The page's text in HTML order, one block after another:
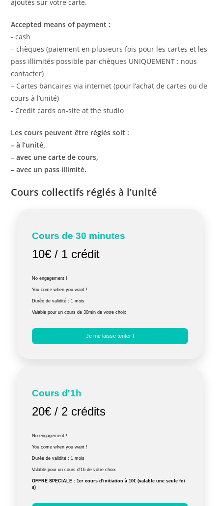
ajoutés sur votre carte.
Accepted means of payment :
- cash
– chèques (paiement en plusieurs fois pour les cartes et les
pass illimités possible par chèques UNIQUEMENT : nous
contacter)
– Cartes bancaires via internet (pour l’achat de cartes ou de
cours à l’unité)
- Credit cards on-site at the studio
Les cours peuvent être réglés soit :
– à l’unité,
– avec une carte de cours,
– avec un pass illimité.
Cours collectifs réglés à l’unité
Cours de 30 minutes
10€ / 1 crédit
No engagement !
You come when you want !
Durée de validité : 1 mois
Valable pour un cours de 30min de votre choix
Je me laisse tenter !
Cours d'1h
20€ / 2 crédits
No engagement !
You come when you want !
Durée de validité : 1 mois
Valable pour un cours d'1h de votre choix
OFFRE SPECIALE : 1er cours d'initiation à 10€ (valable une seule foi
s)